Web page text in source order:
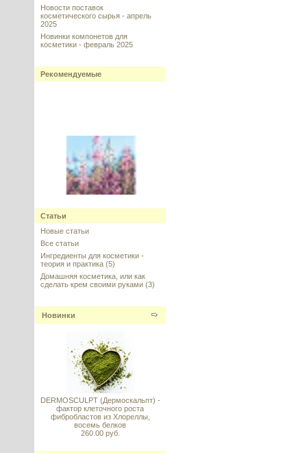
Новости поставок
косметического сырья - апрель
2025
Новинки компонетов для
косметики - февраль 2025
Рекомендуемые
AZELOGLICINA (Азелоглицин)
---------
Статьи
Новые статьи
Все статьи
Ингредиенты для косметики -
теория и практика (5)
Домашняя косметика, или как
сделать крем своими руками (3)
Новинки
DERMOSCULPT (Дермоскальпт) -
фактор клеточного роста
фибробластов из Хлореллы,
восемь белков
260.00 руб.